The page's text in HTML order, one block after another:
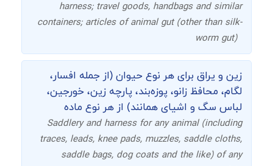
harness; travel goods, handbags and similar
containers; articles of animal gut (other than silk-
worm gut)
زین و یراق برای هر نوع حیوان (از جمله افسار،
لگام، محافظ زانو، پوزه‌بند، پارچه زین، خورجین،
لباس سگ و اشیای همانند) از هر نوع ماده
Saddlery and harness for any animal (including
traces, leads, knee pads, muzzles, saddle cloths,
saddle bags, dog coats and the like) of any